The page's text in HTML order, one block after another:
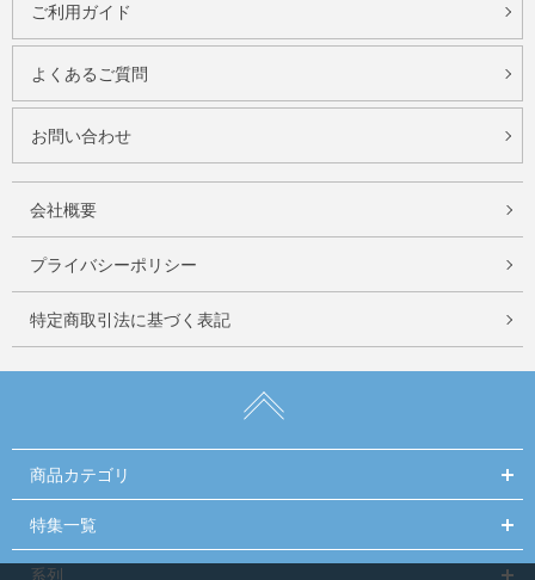
ご利用ガイド
よくあるご質問
お問い合わせ
会社概要
プライバシーポリシー
特定商取引法に基づく表記
商品カテゴリ
特集一覧
系列